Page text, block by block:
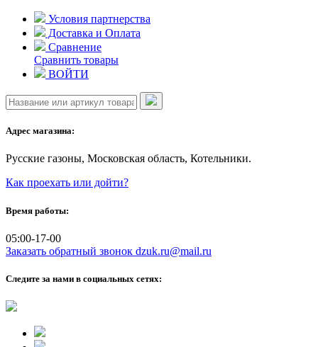
Skip
content
Условия партнерства
Доставка и Оплата
Сравнение
Сравнить товары
ВОЙТИ
Адрес магазина:
Русские газоны, Московская область, Котельники.
Как проехать или дойти?
Время работы:
05:00-17-00
Заказать обратный звонок dzuk.ru@mail.ru
Следите за нами в социальных сетях: